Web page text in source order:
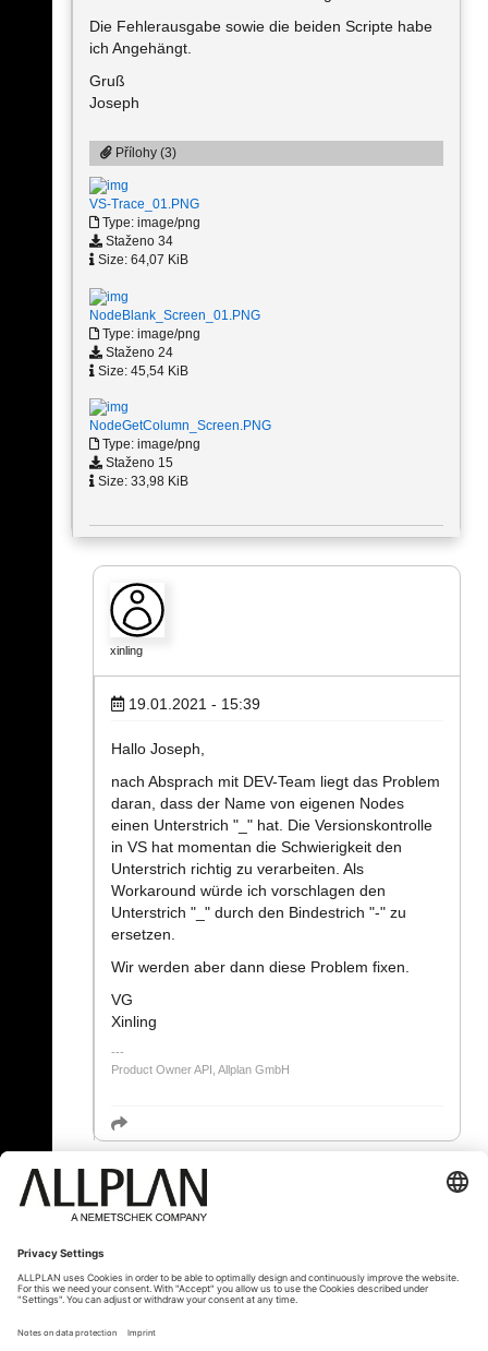
Die Fehlerausgabe sowie die beiden Scripte habe
ich Angehängt.
Gruß
Joseph
Přílohy (3)
VS-Trace_01.PNG
Type: image/png
Staženo 34
Size: 64,07 KiB
NodeBlank_Screen_01.PNG
Type: image/png
Staženo 24
Size: 45,54 KiB
NodeGetColumn_Screen.PNG
Type: image/png
Staženo 15
Size: 33,98 KiB
xinling
19.01.2021 - 15:39
Hallo Joseph,
nach Absprach mit DEV-Team liegt das Problem
daran, dass der Name von eigenen Nodes
einen Unterstrich "_" hat. Die Versionskontrolle
in VS hat momentan die Schwierigkeit den
Unterstrich richtig zu verarbeiten. Als
Workaround würde ich vorschlagen den
Unterstrich "_" durch den Bindestrich "-" zu
ersetzen.
Wir werden aber dann diese Problem fixen.
VG
Xinling
Product Owner API, Allplan GmbH